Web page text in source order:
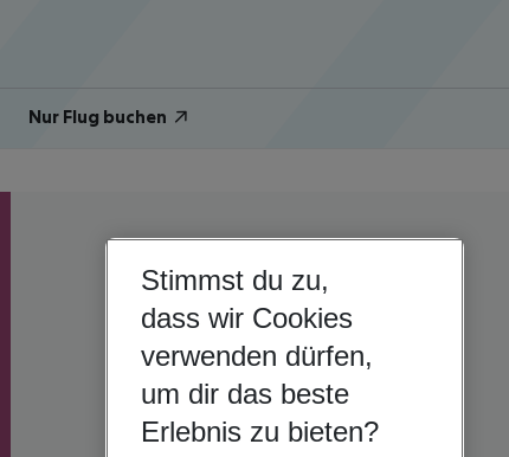
Nur Flug buchen
Stimmst du zu,
dass wir Cookies
verwenden dürfen,
um dir das beste
Erlebnis zu bieten?